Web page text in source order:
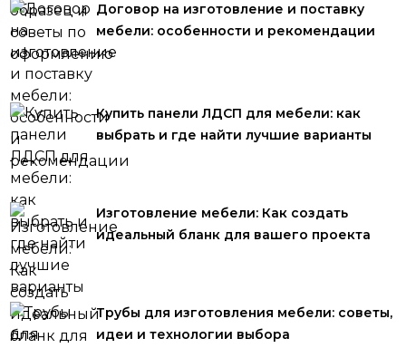
Договор на изготовление и поставку
мебели: особенности и рекомендации
Купить панели ЛДСП для мебели: как
выбрать и где найти лучшие варианты
Изготовление мебели: Как создать
идеальный бланк для вашего проекта
Трубы для изготовления мебели: советы,
идеи и технологии выбора